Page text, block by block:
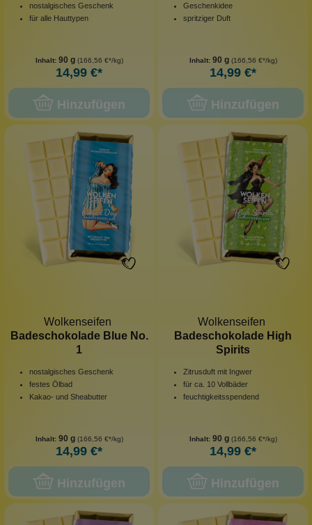
nostalgisches Geschenk
für alle Hauttypen
Inhalt: 90 g (166,56 €*/kg)
14,99 €*
Hinzufügen
Geschenkidee
spritziger Duft
Inhalt: 90 g (166,56 €*/kg)
14,99 €*
Hinzufügen
Wolkenseifen
Badeschokolade Blue No.
1
nostalgisches Geschenk
festes Ölbad
Kakao- und Sheabutter
Inhalt: 90 g (166,56 €*/kg)
14,99 €*
Hinzufügen
Wolkenseifen
Badeschokolade High
Spirits
Zitrusduft mit Ingwer
für ca. 10 Vollbäder
feuchtigkeitsspendend
Inhalt: 90 g (166,56 €*/kg)
14,99 €*
Hinzufügen